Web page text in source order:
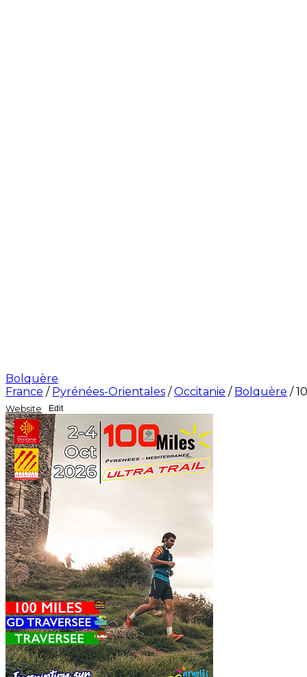
Bolquère
France / Pyrénées-Orientales / Occitanie / Bolquère /
Website Edit